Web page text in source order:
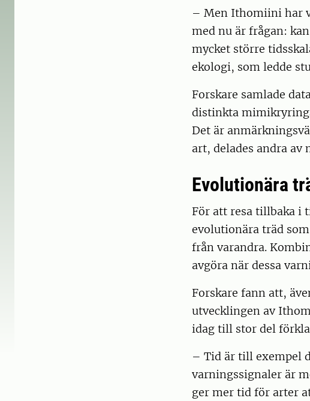
– Men Ithomiini har
med nu är frågan:
mycket större
ekologi, som ledde
Forskare samlade
distinkta
Det är
art, delades andra av
Evolutionära
För att resa tillbaka i
evolutionära träd
från varandra.
avgöra när dessa
Forskare fann att,
utvecklingen av
idag till stor del
– Tid är till exempel
varningssignaler är
ger mer tid för arter